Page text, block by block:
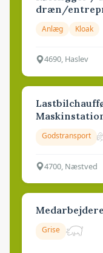
dræn/
Anlæg Kloak
4690, Haslev
Godstransport
4700, Næstved
Grise